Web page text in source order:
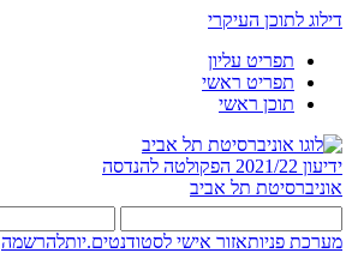
דילוג לתוכן העיקרי
תפריט עליון
תפריט ראשי
תוכן ראשי
ידיעון 2021/22
הפקולטה להנדסה
אוניברסיטת תל אביב
מערכת פניותאזור אישי לסטודנטים.יותלהרשמה